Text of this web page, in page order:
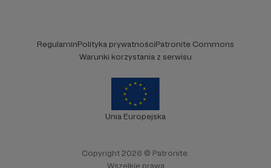
RegulaminPolityka prywatnościPatronite Commons
Warunki korzystania z serwisu
Unia Europejska
Copyright 2026 © Patronite.
Wszelkie prawa